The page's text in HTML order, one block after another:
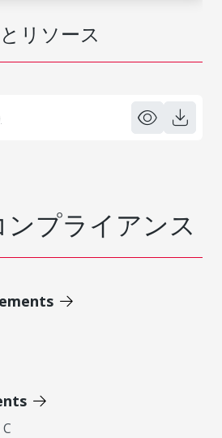
リソース
ンプライアンス